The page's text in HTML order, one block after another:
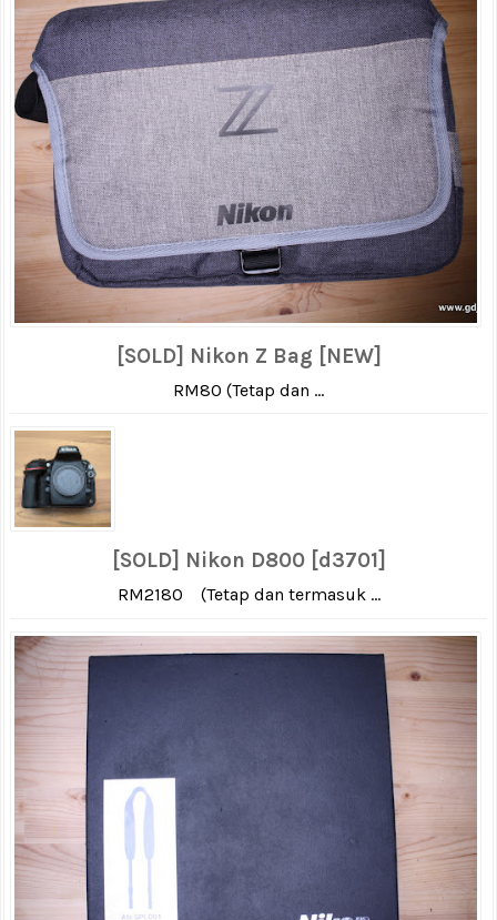
[SOLD] Nikon Z Bag [NEW]
RM80 (Tetap dan ...
[SOLD] Nikon D800 [d3701]
RM2180 (Tetap dan termasuk ...